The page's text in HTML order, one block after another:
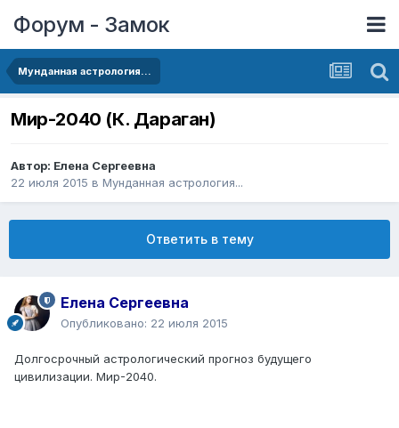
Форум - Замок
Мунданная астрология...
Мир-2040 (К. Дараган)
Автор: Елена Сергеевна
22 июля 2015 в Мунданная астрология...
Ответить в тему
Елена Сергеевна
Опубликовано: 22 июля 2015
Долгосрочный астрологический прогноз будущего
цивилизации. Мир-2040.